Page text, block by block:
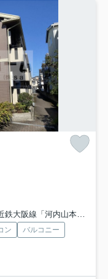
鉄大阪線「河内山本」駅 徒歩15分
ン
バルコニー